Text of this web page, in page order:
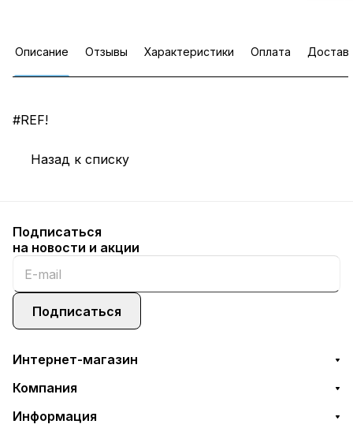
Описание Отзывы Характеристики Оплата
#REF!
Назад к списку
Подписаться
на новости и акции
Подписаться
Интернет-магазин
Компания
Информация